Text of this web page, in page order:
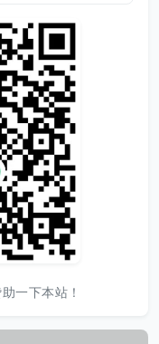
一下本站！